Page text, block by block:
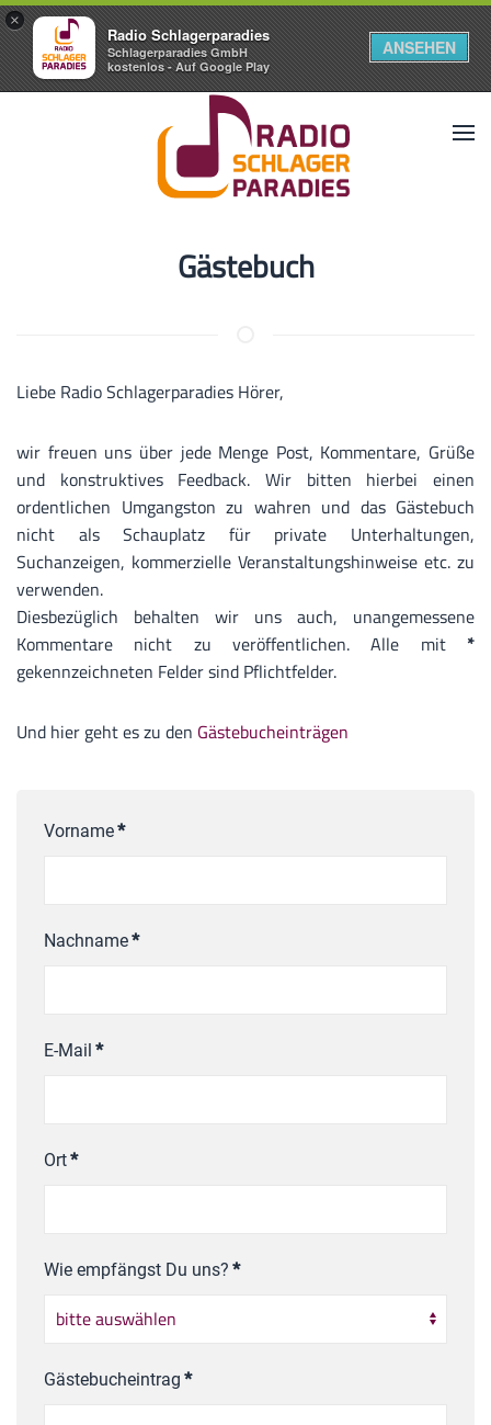
×
Radio Schlagerparadies
Schlagerparadies GmbH
kostenlos - Auf Google Play
ANSEHEN
Gästebuch
Liebe Radio Schlagerparadies Hörer,
wir freuen uns über jede Menge Post, Kommentare, Grüße
und konstruktives Feedback. Wir bitten hierbei einen
ordentlichen Umgangston zu wahren und das Gästebuch
nicht als Schauplatz für private Unterhaltungen,
Suchanzeigen, kommerzielle Veranstaltungshinweise etc. zu
verwenden.
Diesbezüglich behalten wir uns auch, unangemessene
Kommentare nicht zu veröffentlichen. Alle mit *
gekennzeichneten Felder sind Pflichtfelder.
Und hier geht es zu den Gästebucheinträgen
Vorname*
Nachname*
E-Mail *
Ort*
Wie empfängst Du uns? *
Gästebucheintrag *